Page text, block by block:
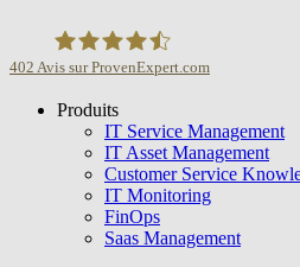
USU GmbH
402 Avis sur ProvenExpert.com
Produits
IT Service Management
IT Asset Management
Customer Service
IT Monitoring
FinOps
Saas Management